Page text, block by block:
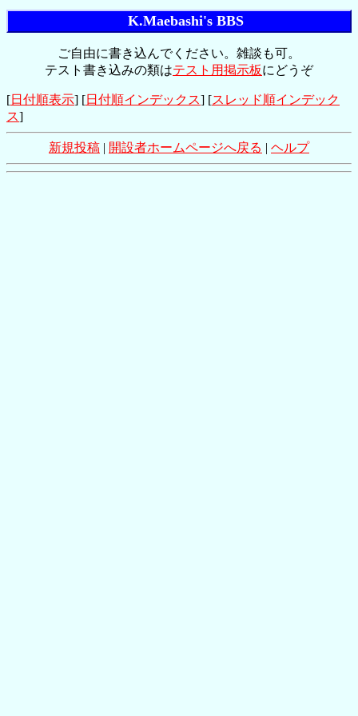
K.Maebashi's BBS
ご自由に書き込んでください。雑談も可。
テスト書き込みの類はテスト用掲示板にどうぞ
[日付順表示] [日付順インデックス] [スレッド順インデック
ス]
新規投稿 | 開設者ホームページへ戻る | ヘルプ